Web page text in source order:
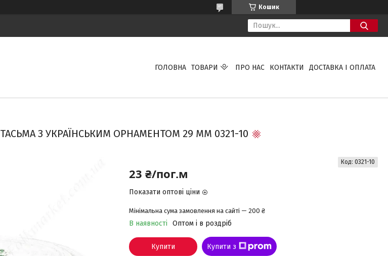
Кошик
ГОЛОВНА ТОВАРИ ПРО НАС КОНТАКТИ ДОСТАВКА І ОПЛАТА
ТАСЬМА З УКРАЇНСЬКИМ ОРНАМЕНТОМ 29 ММ 0321-10
23 ₴/пог.м
Показати оптові ціни
Мінімальна сума замовлення на сайті — 200 ₴
В наявності Оптом і в роздріб
Код: 0321-10
Купити Купити з